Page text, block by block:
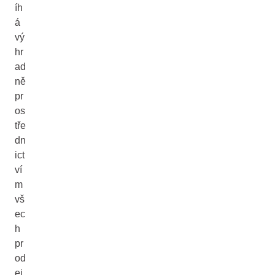
íh
á
vý
hr
ad
ně
pr
os
tře
dn
ict
ví
m
vš
ec
h
pr
od
ej